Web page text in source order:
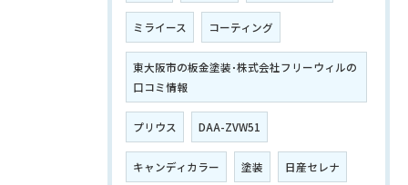
ミライース コーティング
東大阪市の板金塗装･株式会社フリーウィルの
口コミ情報
プリウス DAA-ZVW51
キャンディカラー 塗装 日産セレナ